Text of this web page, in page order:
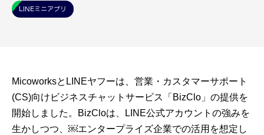
LINEミニアプリ
​​MicoworksとLINEヤフーは、営業・カスタマーサポート
(CS)向けビジネスチャットサービス「BizClo」の提供を
開始しました。BizCloは、LINE公式アカウントの強みを
生かしつつ、​​￼​​エンタープライズ企業​​での活用を想定し